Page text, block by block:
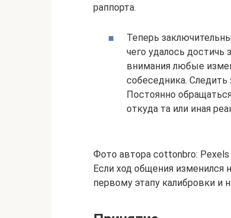
раппорта.
Теперь
чего удалось достичь
внимания любые
собеседника.
Постоянно
откуда та или иная
Фото автора cottonbro: Pexels
Если ход общения изменился
первому этапу калибровки и